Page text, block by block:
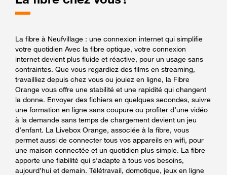
La fibre à Neufvillage : une connexion internet qui simplifie
votre quotidien Avec la fibre optique, votre connexion
internet devient plus fluide et réactive, pour un usage sans
contraintes. Que vous regardiez des films en streaming,
travailliez depuis chez vous ou jouiez en ligne, la Fibre
Orange vous offre une stabilité et une rapidité qui changent
la donne. Envoyer des fichiers en quelques secondes, suivre
une formation en ligne sans coupure ou profiter d’une vidéo
à la demande sans temps de chargement devient un jeu
d’enfant. La Livebox Orange, associée à la fibre, vous
permet aussi de connecter tous vos appareils en wifi, pour
une maison connectée et un quotidien plus simple. La fibre
apporte une fiabilité qui s’adapte à tous vos besoins,
aujourd’hui et demain. Télétravail, domotique, jeux en ligne